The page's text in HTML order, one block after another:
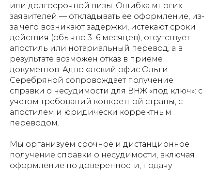
или долгосрочной визы. Ошибка многих
заявителей — откладывать ее оформление, из-
за чего возникают задержки, истекают сроки
действия (обычно 3–6 месяцев), отсутствует
апостиль или нотариальный перевод, а в
результате возможен отказ в приеме
документов. Адвокатский офис Ольги
Серебряной сопровождает получение
справки о несудимости для ВНЖ «под ключ»: с
учетом требований конкретной страны, с
апостилем и юридически корректным
переводом.
Мы организуем срочное и дистанционное
получение справки о несудимости, включая
оформление по доверенности, подачу